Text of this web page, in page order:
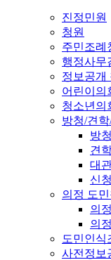
진정민원
청원
주민조례
행정사무
정보공개
어린이의
청소년의
방청/견
방
견
대
신
의정 도
의
의
도민인식
사전정보